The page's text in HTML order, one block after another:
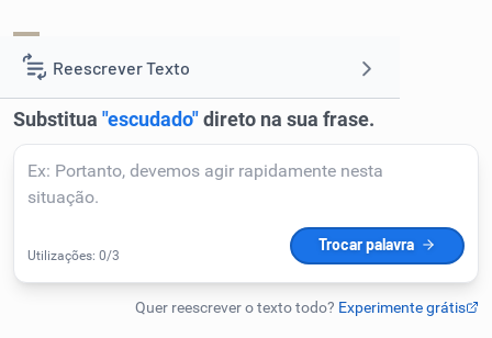
Reescrever Texto
Resumir Texto
Corrigir Texto
Detector de IA
Humanizador de IA